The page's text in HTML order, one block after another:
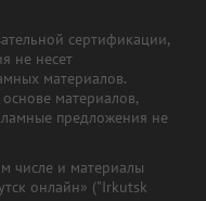
сертификации,
не несет
материалов.
материалов,
предложения не
числе и материалы
онлайн» ("Irkutsk